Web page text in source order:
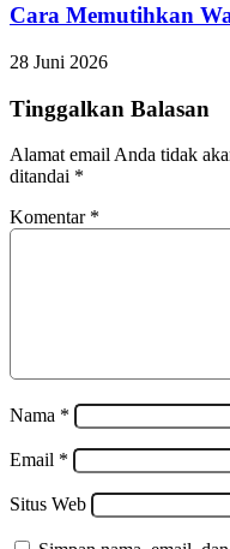
Cara Memutihkan
28 Juni 2026
Tinggalkan Balasan
Alamat email Anda tidak
ditandai *
Komentar *
Nama *
Email *
Situs Web